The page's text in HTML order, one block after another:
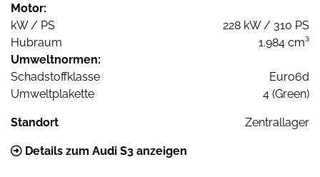
Motor:
kW / PS
228 kW / 310 PS
Hubraum
1.984 cm³
Umweltnormen:
Schadstoffklasse
Euro6d
Umweltplakette
4 (Green)
Standort Zentrallager
Details zum Audi S3 anzeigen